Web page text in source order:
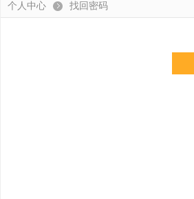
个人中心 找回密码